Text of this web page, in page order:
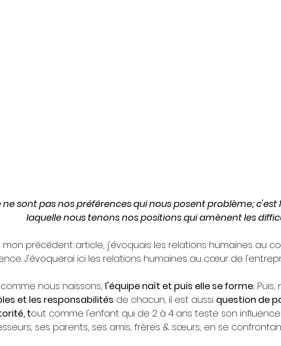
ne sont pas nos préférences qui nous posent problème; c'est
laquelle nous tenons nos positions qui amènent les
mon précédent article, j'évoquais les relations humaines au
J'évoquerai ici les relations humaines au cœur de
nous naissons, l'équipe naît et puis elle se forme. Puis,
et les responsabilités de chacun, il est aussi question de
tout comme l'enfant qui de 2 à 4 ans teste son
ses parents, ses amis, frères & sœurs, en se